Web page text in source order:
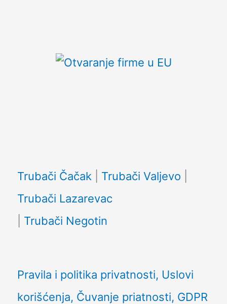
Trubači Čačak Trubači Valjevo
Trubači Lazarevac
Trubači Negotin
Pravila i politika privatnosti, Uslovi
korišćenja, Čuvanje priatnosti, GDPR